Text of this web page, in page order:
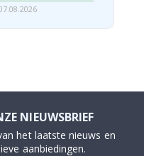
NIEUWSBRIEF
het laatste nieuws en
aanbiedingen.